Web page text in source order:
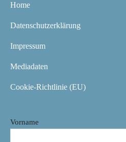
Home
Datenschutzerklärung
Impressum
Mediadaten
Cookie-Richtlinie (EU)
Vorname